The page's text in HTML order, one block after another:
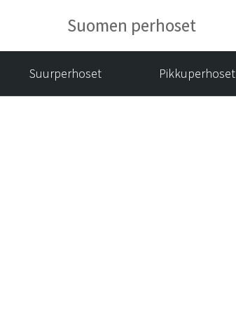
Suomen perhoset
Suurperhoset Pikkuperhoset